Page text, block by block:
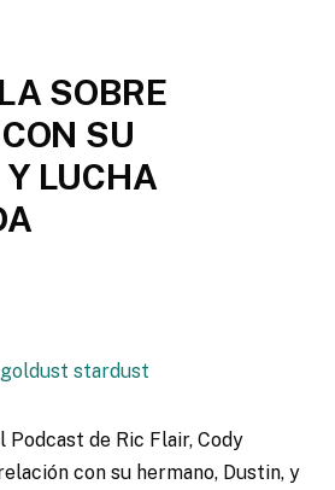
SOBRE
SU
LUCHA
Podcast de Ric Flair, Cody
con su hermano, Dustin, y